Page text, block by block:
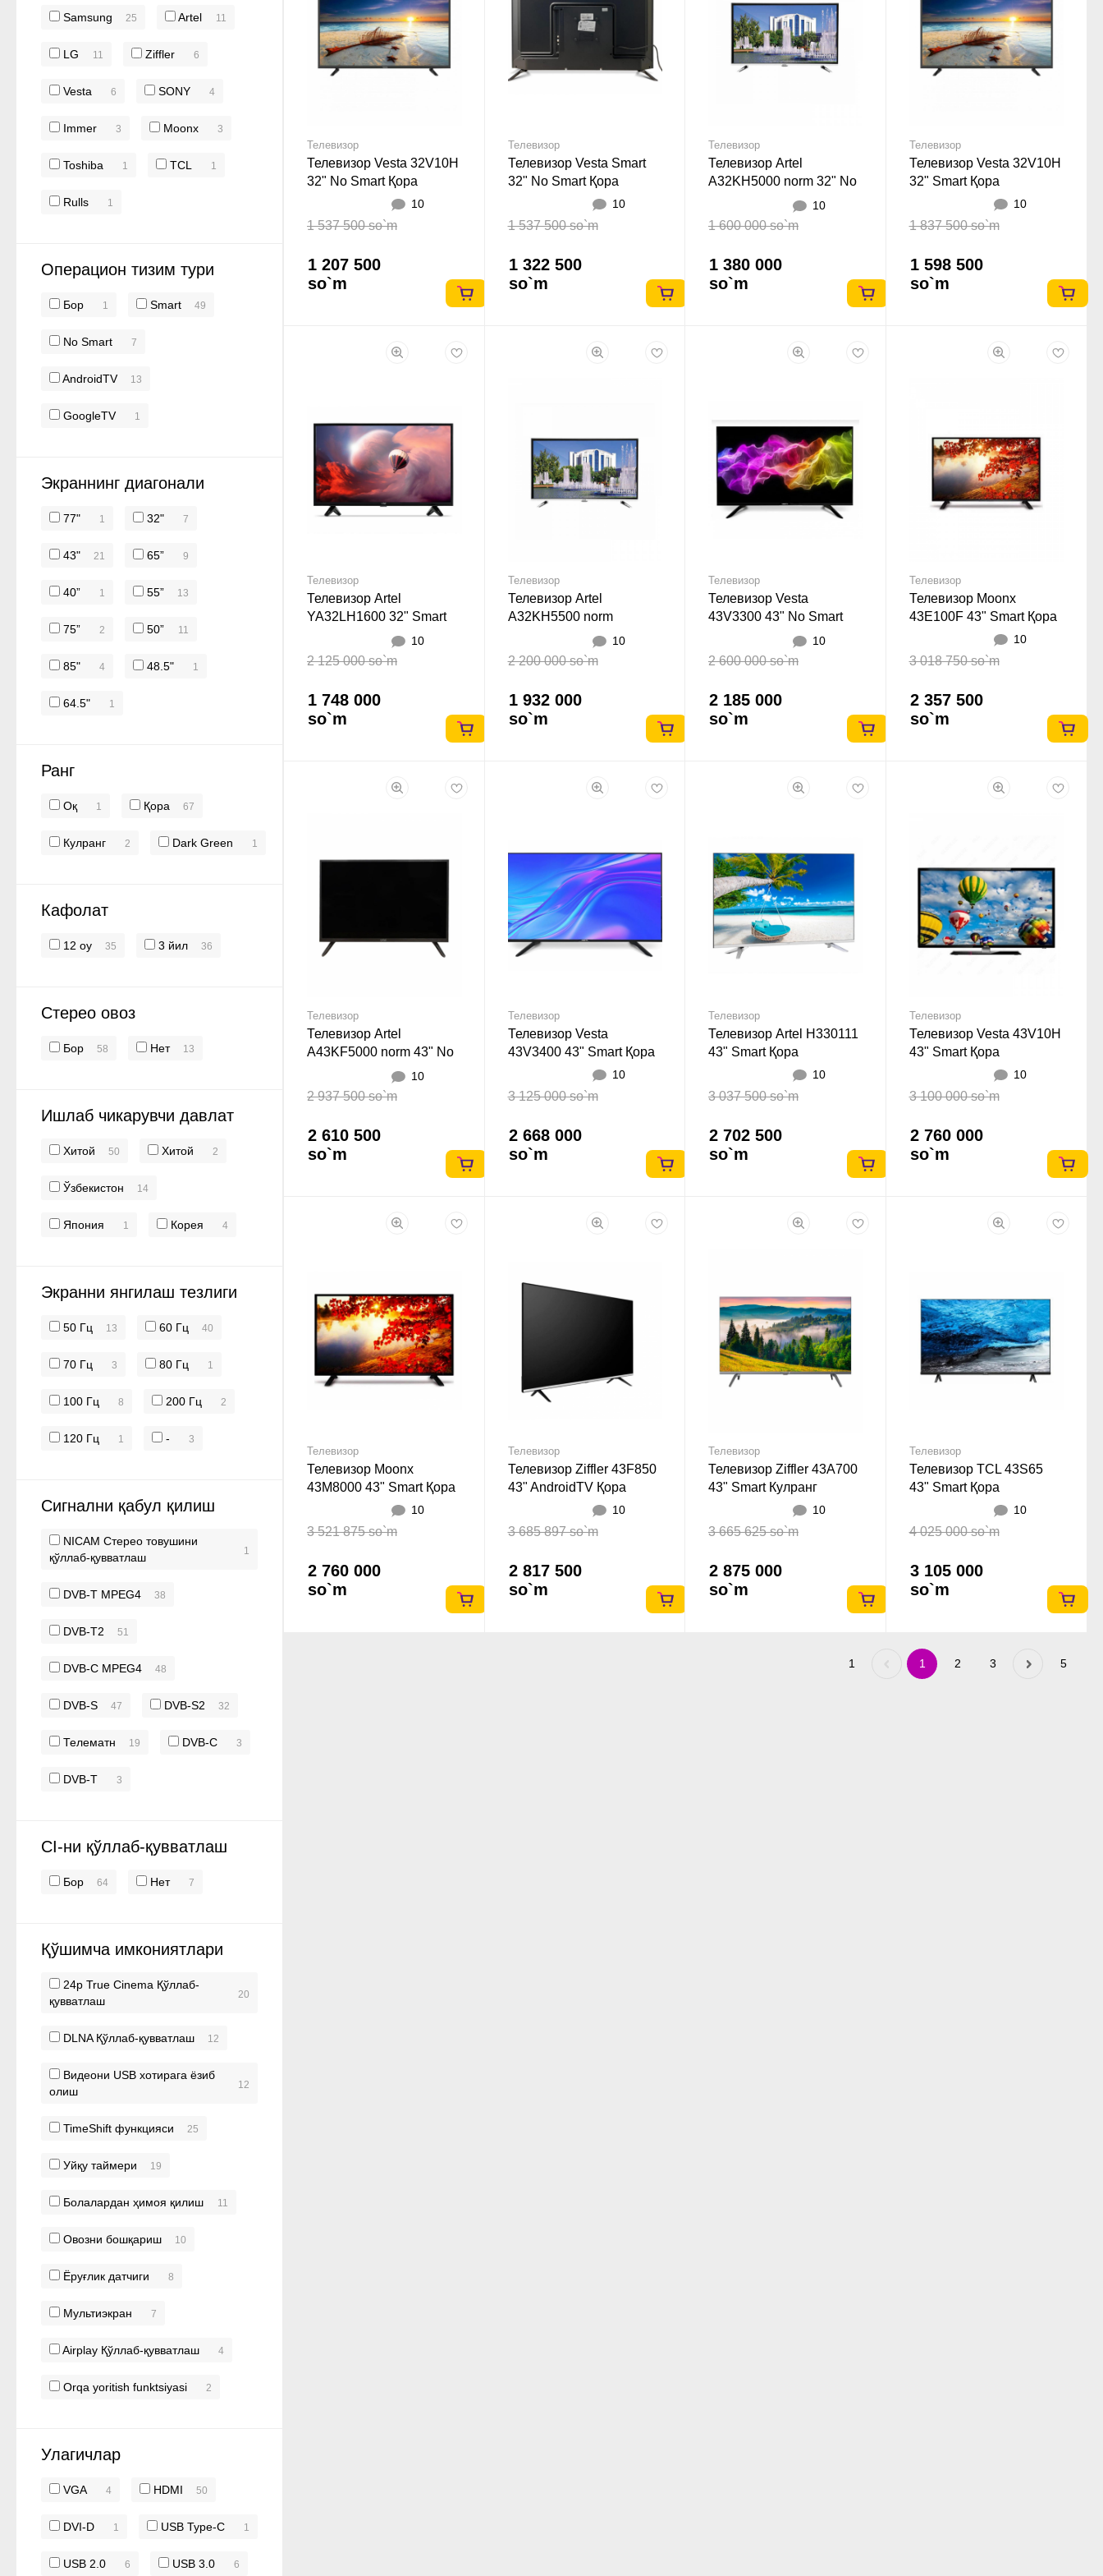
Samsung 25 Artel 11
LG 11 Ziffler 6
Vesta 6 SONY 4
Immer 3 Moonx 3
Toshiba 1 TCL 1
Rulls 1
Операцион тизим тури
Бор 1 Smart 49
No Smart 7
AndroidTV 13
GoogleTV 1
Экраннинг диагонали
77" 1 32" 7
43" 21 65” 9
40” 1 55” 13
75” 2 50” 11
85" 4 48.5" 1
64.5" 1
Ранг
Оқ 1 Қора 67
Кулранг 2 Dark Green 1
Кафолат
12 oy 35 3 йил 36
Стерео овоз
Бор 58 Нет 13
Ишлаб чикарувчи давлат
Хитой 50 Хитой 2
Ўзбекистон 14
Япония 1 Корея 4
Экранни янгилаш тезлиги
50 Гц 13 60 Гц 40
70 Гц 3 80 Гц 1
100 Гц 8 200 Гц 2
120 Гц 1 - 3
Сигнални қабул қилиш
NICAM Стерео товушини
қўллаб-қувватлаш
1
DVB-T MPEG4 38
DVB-T2 51
DVB-C MPEG4 48
DVB-S 47 DVB-S2 32
Телематн 19 DVB-C 3
DVB-T 3
CI-ни қўллаб-қувватлаш
Бор 64 Нет 7
Қўшимча имкониятлари
24p True Cinema Қўллаб-
қувватлаш
20
DLNA Қўллаб-қувватлаш 12
Видеони USB хотирага ёзиб
олиш
12
TimeShift функцияси 25
Уйқу таймери 19
Болалардан ҳимоя қилиш 11
Овозни бошқариш 10
Ёруғлик датчиги 8
Мультиэкран 7
Airplay Қўллаб-қувватлаш 4
Orqa yoritish funktsiyasi 2
Улагичлар
VGA 4 HDMI 50
DVI-D 1 USB Type-C 1
USB 2.0 6 USB 3.0 6
Телевизор
Телевизор Vesta 32V10H
32" No Smart Қора
10
1 537 500 so`m
1 207 500
so`m
Телевизор
Телевизор Vesta Smart
32" No Smart Қора
10
1 537 500 so`m
1 322 500
so`m
Телевизор
Телевизор Artel
A32KH5000 norm 32" No
10
1 600 000 so`m
1 380 000
so`m
Телевизор
Телевизор Vesta 32V10H
32" Smart Қора
10
1 837 500 so`m
1 598 500
so`m
Телевизор
Телевизор Artel
YA32LH1600 32" Smart
10
2 125 000 so`m
1 748 000
so`m
Телевизор
Телевизор Artel
A32KH5500 norm
SMART 32" Smart Қора
10
2 200 000 so`m
1 932 000
so`m
Телевизор
Телевизор Vesta
43V3300 43" No Smart
10
2 600 000 so`m
2 185 000
so`m
Телевизор
Телевизор Moonx
43E100F 43" Smart Қора
10
3 018 750 so`m
2 357 500
so`m
Телевизор
Телевизор Artel
A43KF5000 norm 43" No
10
2 937 500 so`m
2 610 500
so`m
Телевизор
Телевизор Vesta
43V3400 43" Smart Қора
10
3 125 000 so`m
2 668 000
so`m
Телевизор
Телевизор Artel H330111
43" Smart Қора
10
3 037 500 so`m
2 702 500
so`m
Телевизор
Телевизор Vesta 43V10H
43" Smart Қора
10
3 100 000 so`m
2 760 000
so`m
Телевизор
Телевизор Moonx
43M8000 43" Smart Қора
10
3 521 875 so`m
2 760 000
so`m
Телевизор
Телевизор Ziffler 43F850
43" AndroidTV Қора
10
3 685 897 so`m
2 817 500
so`m
Телевизор
Телевизор Ziffler 43A700
43" Smart Кулранг
10
3 665 625 so`m
2 875 000
so`m
Телевизор
Телевизор TCL 43S65
43" Smart Қора
10
4 025 000 so`m
3 105 000
so`m
1 Previous
1 2 3 »Next 5